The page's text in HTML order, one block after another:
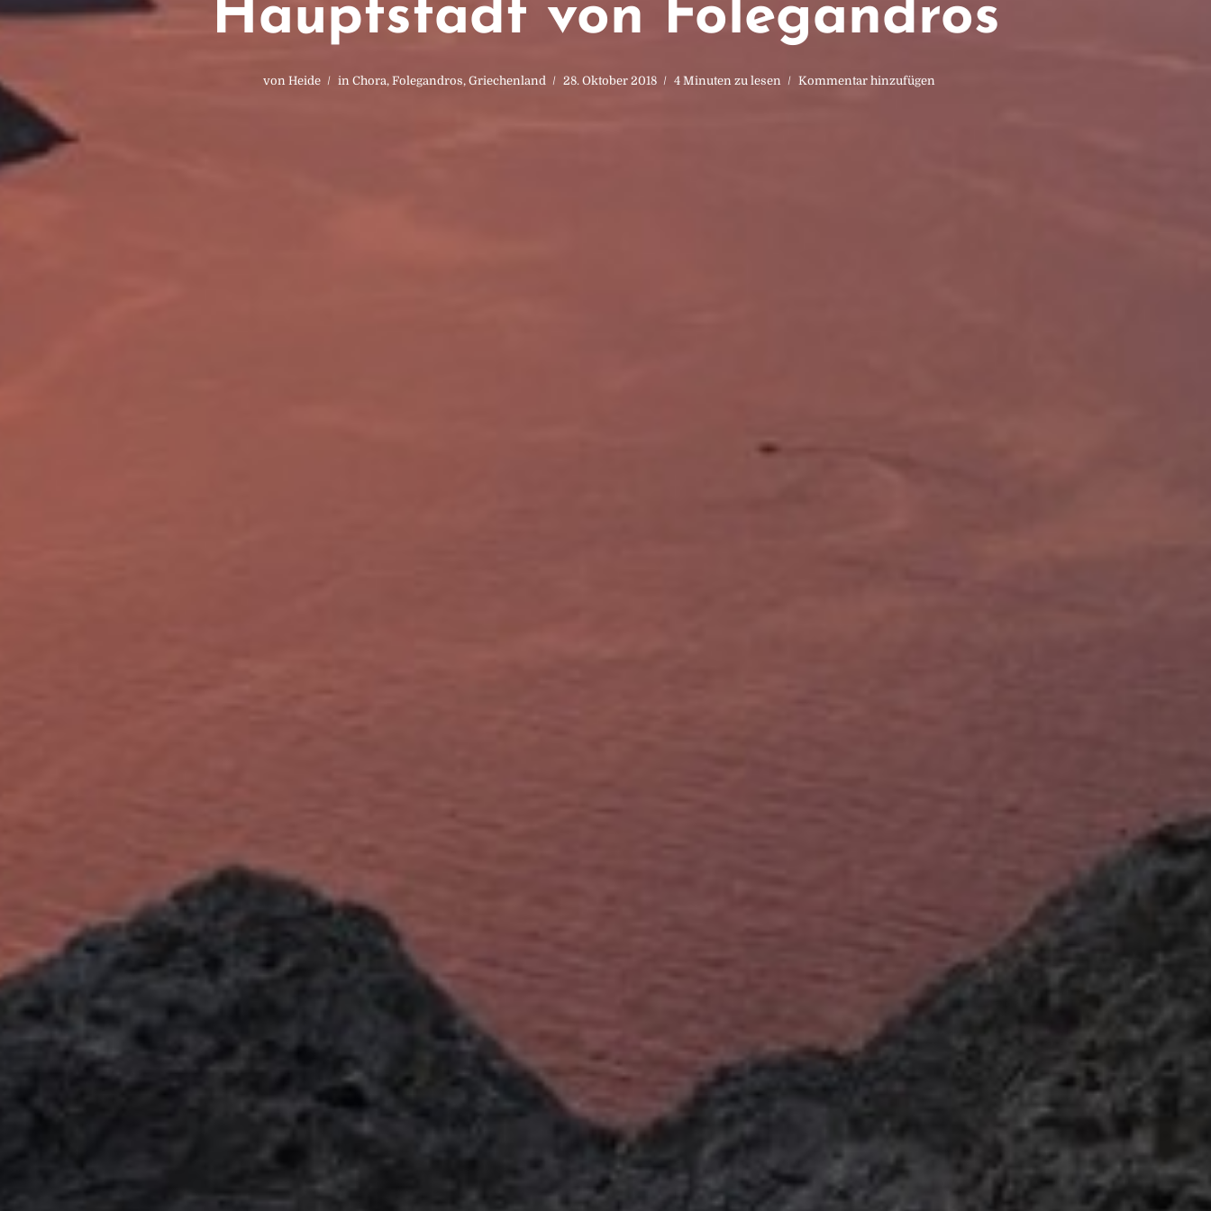
Hauptstadt von Folegandros
von Heide in Chora, Folegandros, Griechenland 28. Oktober 2018 4 Minuten zu lesen Kommentar hinzufügen